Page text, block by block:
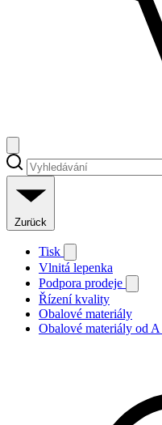
Zurück
Tisk
Vlnitá lepenka
Podpora prodeje
Řízení kvality
Obalové materiály
Obalové materiály od